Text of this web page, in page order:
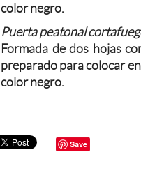
color negro.
Puerta peatonal
Formada de dos hojas
preparado para colocar
color negro.
Save